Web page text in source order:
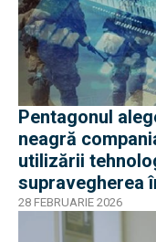
Pentagonul
neagră
utilizării
supravegherea
28 FEBRUARIE 2026